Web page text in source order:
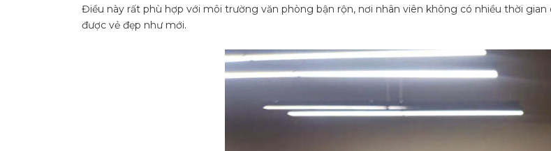
Điều này rất phù hợp với môi trường văn phòng bận rộn, nơi nhân viên không có nhiều thời
được vẻ đẹp như mới.